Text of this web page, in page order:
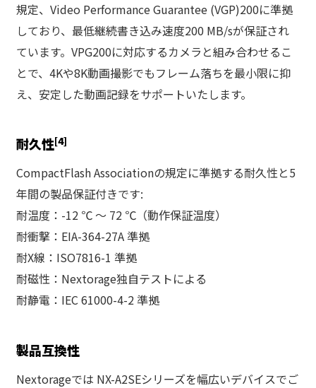
規定、Video Performance Guarantee (VGP)200に準拠
しており、最低継続書き込み速度200 MB/sが保証され
ています。VPG200に対応するカメラと組み合わせるこ
とで、4Kや8K動画撮影でもフレーム落ちを最小限に抑
え、安定した動画記録をサポートいたします。
耐久性[4]
CompactFlash Associationの規定に準拠する耐久性と5
年間の製品保証付きです:
耐温度：-12 ℃ ～ 72 ℃（動作保証温度）
耐衝撃：EIA-364-27A 準拠
耐X線：ISO7816-1 準拠
耐磁性：Nextorage独自テストによる
耐静電：IEC 61000-4-2 準拠
製品互換性
Nextorageでは NX-A2SEシリーズを幅広いデバイスでご